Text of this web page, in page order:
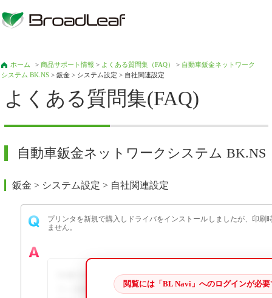
ホーム >商品サポート情報 > よくある質問集（FAQ） > 自動車鈑金ネットワーク
システム BK.NS > 鈑金 > システム設定 > 自社関連設定
よくある質問集(FAQ)
自動車鈑金ネットワークシステム BK.NS
鈑金 > システム設定 > 自社関連設定
プリンタを新規で購入しドライバをインストールしましたが、印刷
ません。
NS側での登録が必要です。[システム設定]-[自社関連設定]-[
リンタ設定]から「新規」ボタンよりプリンタ一覧から追加
閲覧には「BL Navi」へのログインが必要